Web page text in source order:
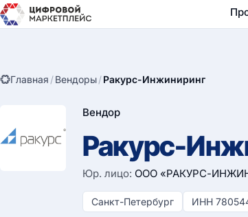
Главная /Вендоры/Ракурс-Инжиниринг
Вендор
Ракурс-
Юр. лицо: ООО «РАКУРС-
Санкт-Петербург ИНН